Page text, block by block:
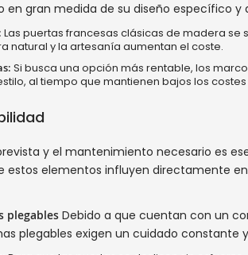
en gran medida de su diseño específico y
Las puertas francesas clásicas de madera
natural y la artesanía aumentan el coste.
Si busca una opción más rentable, los
al tiempo que mantienen bajos los
y el mantenimiento necesario es
estos elementos influyen directamente
plegables Debido a que cuentan con un
plegables exigen un cuidado constante